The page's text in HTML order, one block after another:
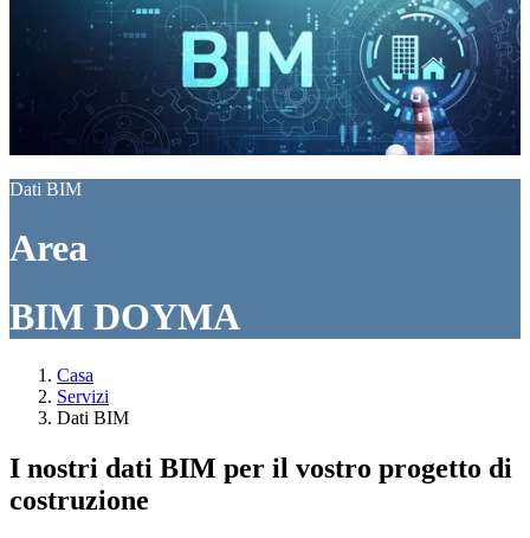
Dati BIM
Area
BIM DOYMA
Casa
Servizi
Dati BIM
I nostri dati BIM per il vostro progetto di
costruzione